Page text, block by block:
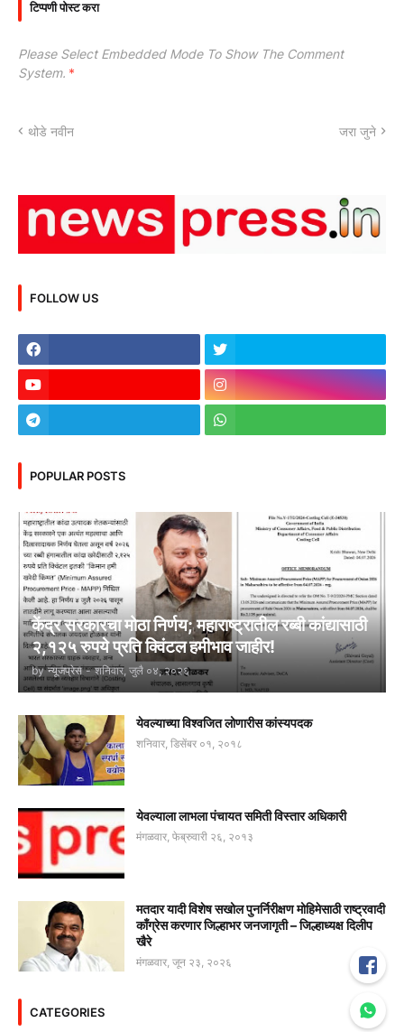
टिप्पणी पोस्ट करा
Please Select Embedded Mode To Show The Comment
System. *
थोडे नवीन जरा जुने
FOLLOW US
POPULAR POSTS
केंद्र सरकारचा मोठा निर्णय; महाराष्ट्रातील रब्बी कांद्यासाठी
२,१२५ रुपये प्रति क्विंटल हमीभाव जाहीर!
by न्यूजप्रेस - शनिवार, जुलै ०४, २०२६
येवल्याच्या विश्वजित लोणारीस कांस्यपदक
शनिवार, डिसेंबर ०१, २०१८
येवल्याला लाभला पंचायत समिती विस्तार अधिकारी
मंगळवार, फेब्रुवारी २६, २०१३
मतदार यादी विशेष सखोल पुनर्निरीक्षण मोहिमेसाठी राष्ट्रवादी
काँग्रेस करणार जिल्हाभर जनजागृती – जिल्हाध्यक्ष दिलीप
खैरे
मंगळवार, जून २३, २०२६
CATEGORIES